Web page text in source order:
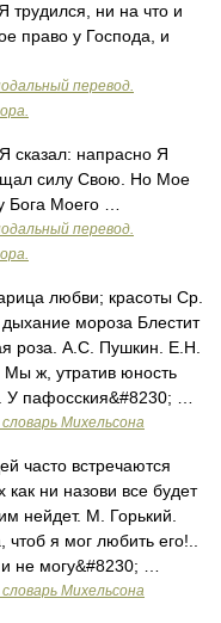
ни на что и
право у Господа, и
перевод.
сказал: напрасно Я
силу Свою. Но Мое
Бога Моего …
перевод.
любви; красоты Ср.
мороза Блестит
роза. А.С. Пушкин. Е.Н.
ж, утратив юность
У пафосския&#8230; …
Михельсона
часто встречаются
ни назови все будет
нейдет. М. Горький.
я мог любить его!..
не могу&#8230; …
Михельсона